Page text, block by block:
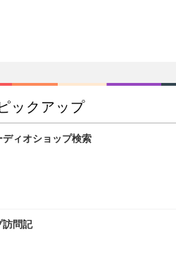
ックアップ
ィオショップ検索
訪問記